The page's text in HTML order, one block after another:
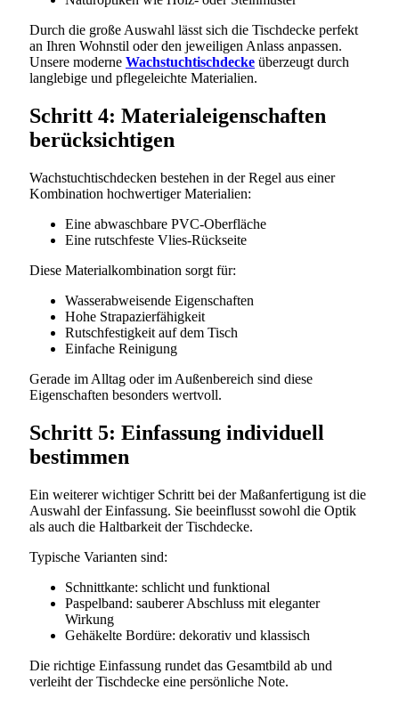
Durch die große Auswahl lässt sich die Tischdecke perfekt
an Ihren Wohnstil oder den jeweiligen Anlass anpassen.
Unsere moderne Wachstuchtischdecke überzeugt durch
langlebige und pflegeleichte Materialien.
Schritt 4: Materialeigenschaften
berücksichtigen
Wachstuchtischdecken bestehen in der Regel aus einer
Kombination hochwertiger Materialien:
Eine abwaschbare PVC-Oberfläche
Eine rutschfeste Vlies-Rückseite
Diese Materialkombination sorgt für:
Wasserabweisende Eigenschaften
Hohe Strapazierfähigkeit
Rutschfestigkeit auf dem Tisch
Einfache Reinigung
Gerade im Alltag oder im Außenbereich sind diese
Eigenschaften besonders wertvoll.
Schritt 5: Einfassung individuell
bestimmen
Ein weiterer wichtiger Schritt bei der Maßanfertigung ist die
Auswahl der Einfassung. Sie beeinflusst sowohl die Optik
als auch die Haltbarkeit der Tischdecke.
Typische Varianten sind:
Schnittkante: schlicht und funktional
Paspelband: sauberer Abschluss mit eleganter
Wirkung
Gehäkelte Bordüre: dekorativ und klassisch
Die richtige Einfassung rundet das Gesamtbild ab und
verleiht der Tischdecke eine persönliche Note.